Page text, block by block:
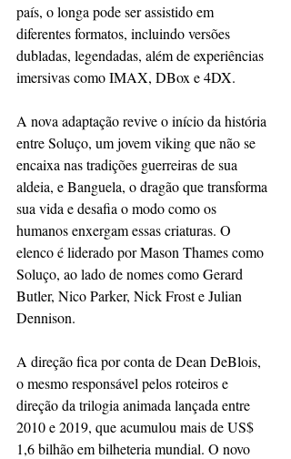
país, o longa pode ser assistido em
diferentes formatos, incluindo versões
dubladas, legendadas, além de experiências
imersivas como IMAX, DBox e 4DX.
A nova adaptação revive o início da história
entre Soluço, um jovem viking que não se
encaixa nas tradições guerreiras de sua
aldeia, e Banguela, o dragão que transforma
sua vida e desafia o modo como os
humanos enxergam essas criaturas. O
elenco é liderado por Mason Thames como
Soluço, ao lado de nomes como Gerard
Butler, Nico Parker, Nick Frost e Julian
Dennison.
A direção fica por conta de Dean DeBlois,
o mesmo responsável pelos roteiros e
direção da trilogia animada lançada entre
2010 e 2019, que acumulou mais de US$
1,6 bilhão em bilheteria mundial. O novo